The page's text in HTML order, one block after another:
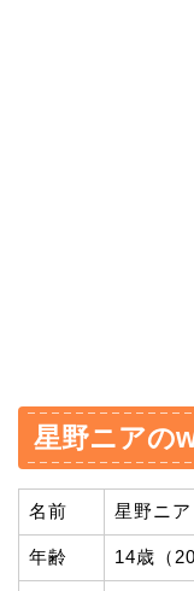
星野ニアの
名前 星野ニア
年齢 14歳（